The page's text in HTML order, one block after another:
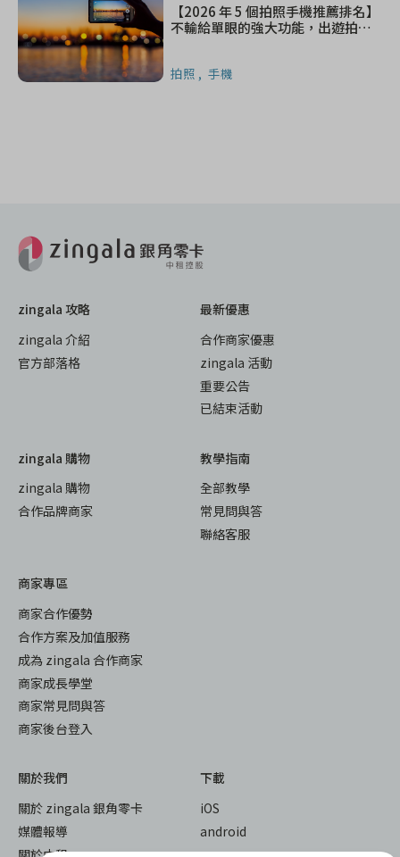
【2026 年 5 個拍照手機推薦排名】
不輸給單眼的強大功能，出遊拍照
拍照 手機
zingala 攻略
zingala 介紹
官方部落格
最新優惠
合作商家優惠
zingala 活動
重要公告
已結束活動
zingala 購物
zingala 購物
合作品牌商家
教學指南
全部教學
常見問與答
聯絡客服
商家專區
商家合作優勢
合作方案及加值服務
成為 zingala 合作商家
商家成長學堂
商家常見問與答
商家後台登入
關於我們
關於 zingala 銀角零卡
媒體報導
下載
iOS
android